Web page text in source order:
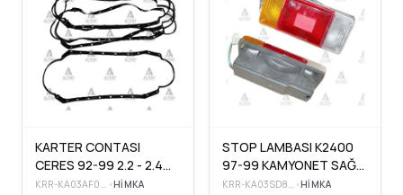
KARTER CONTASI
CERES 92-99 2.2 - 2.4
LASTİK
•HIMKA
STOP LAMBASI K2400
97-99 KAMYONET SAĞ-
SOL
•HIMKA